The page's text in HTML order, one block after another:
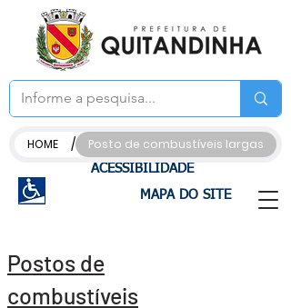
ACESSIBILIDADE
MAPA DO SITE
HOME / Posto de combustíveis Iargas
Postos de
combustíveis